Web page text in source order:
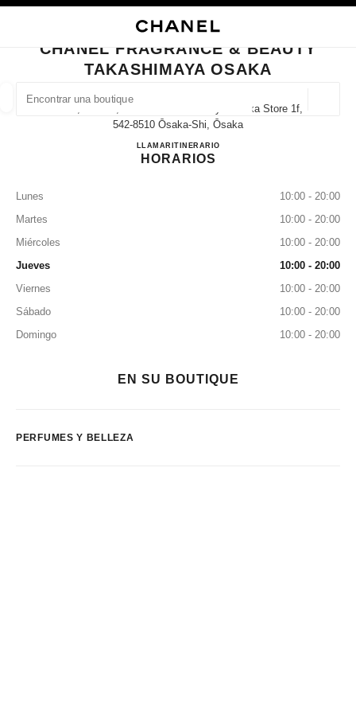
BUSCAR UNA BOUTIQUE
las sugerencias se muestran debajo de esta barra de búsqueda
0 Sugerencias disponibles
CERRAR TARJETA DE BOUTIQUE CHANEL FRAGRANCE & BEAUTY
CHANEL FRAGRANCE & BEAUTY
TAKASHIMAYA OSAKA
5-1-5, Namba, Chuo-Ku Takashimaya Osaka Store 1f,
542-8510 Ōsaka-Shi, Ōsaka
LLAMAR06-6644-3763
ITINERARIOCHANEL FRAGRANCE &
HORARIOS
Lunes
10:00 - 20:00
Martes
10:00 - 20:00
Miércoles
10:00 - 20:00
Jueves
10:00 - 20:00
Viernes
10:00 - 20:00
Sábado
10:00 - 20:00
Domingo
10:00 - 20:00
EN SU BOUTIQUE
PERFUMES Y BELLEZA
RELOJERÍA Y JOYERÍA